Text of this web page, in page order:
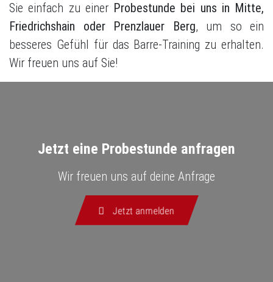
Sie einfach zu einer Probestunde bei uns in Mitte,
Friedrichshain oder Prenzlauer Berg, um so ein
besseres Gefühl für das Barre-Training zu erhalten.
Wir freuen uns auf Sie!
Jetzt eine Probestunde anfragen
Wir freuen uns auf deine Anfrage
Jetzt anmelden